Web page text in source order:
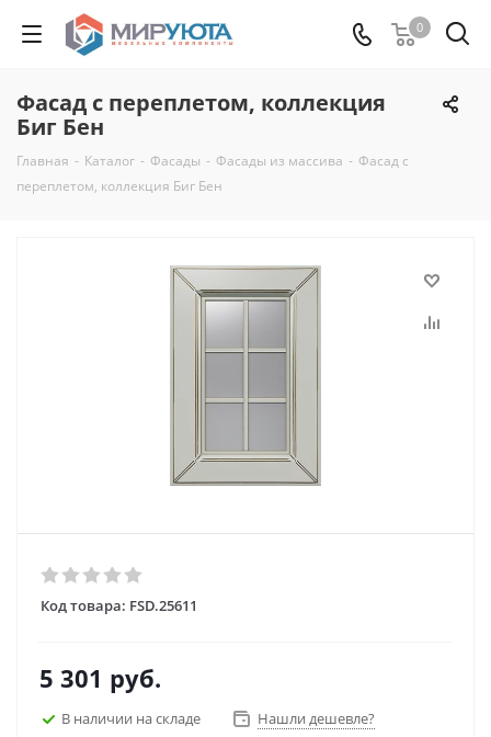
0
Фасад с переплетом, коллекция
Биг Бен
Главная - Каталог - Фасады - Фасады из массива - Фасад с
переплетом, коллекция Биг Бен
Код товара: FSD.25611
5 301 руб.
В наличии на складе Нашли дешевле?